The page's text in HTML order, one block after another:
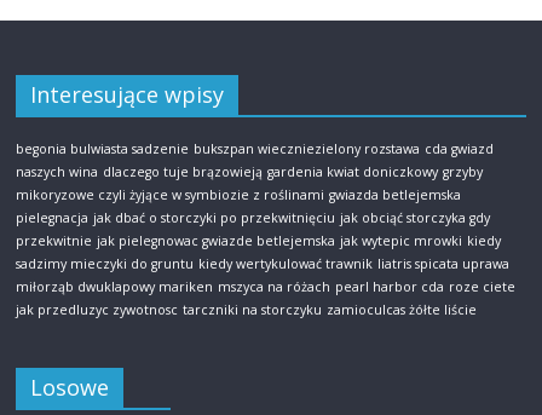
Interesujące wpisy
begonia bulwiasta sadzenie bukszpan wieczniezielony rozstawa cda gwiazd
naszych wina dlaczego tuje brązowieją gardenia kwiat doniczkowy grzyby
mikoryzowe czyli żyjące w symbiozie z roślinami gwiazda betlejemska
pielegnacja jak dbać o storczyki po przekwitnięciu jak obciąć storczyka gdy
przekwitnie jak pielegnowac gwiazde betlejemska jak wytepic mrowki kiedy
sadzimy mieczyki do gruntu kiedy wertykulować trawnik liatris spicata uprawa
miłorząb dwuklapowy mariken mszyca na różach pearl harbor cda roze ciete
jak przedluzyc zywotnosc tarczniki na storczyku zamioculcas żółte liście
Losowe